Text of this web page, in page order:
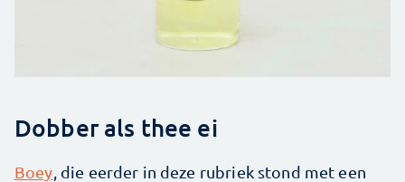
Dobber als thee ei
Boey , die eerder in deze rubriek stond met een